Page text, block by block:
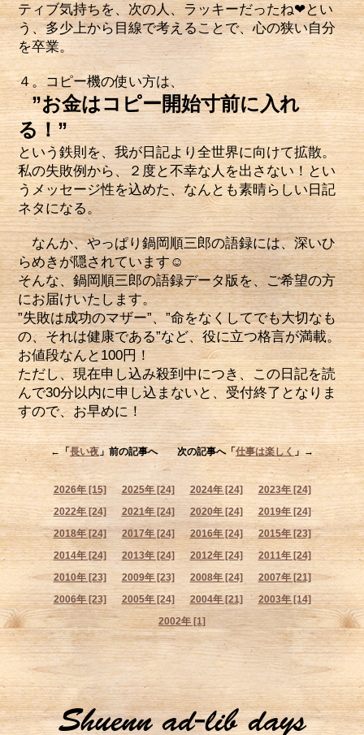
ティブ気持ちを、次の人、ラッキーだったね❤とい
う、多少上から目線で考えることで、心の狭い自分
を卒業。
４。コピー機の使い方は、
”お金はコピー開始寸前に入れ
る！”
という鉄則を、我が日記より全世界に向けて拡散。
私の失敗例から、２度と不幸な人を出さない！とい
うメッセージ性を込めた、なんとも素晴らしい日記
ネタになる。
なんか、やっぱり鍋岡順三郎の語録には、深いひ
らめきが隠されています☺
そんな、鍋岡順三郎の語録データ版を、ご希望の方
にお届けいたします。
”失敗は成功のマザー”、”命をなくしてでも大切なも
の、それは健康である”など、役に立つ格言が満載。
お値段なんと100円！
ただし、現在申し込み殺到中につき、この日記を読
んで30分以内に申し込まないと、受付終了となりま
すので、お早めに！
←「長い夜」前の記事へ 次の記事へ「仕事は楽しく」→
2026年 [15] 2025年 [24] 2024年 [24]
2023年 [24]
2022年 [24]
2021年 [24] 2020年 [24]
2019年 [24]
2018年 [24]
2017年 [24] 2016年 [24]
2015年 [23]
2014年 [24]
2013年 [24] 2012年 [24]
2011年 [24]
2010年 [23]
2009年 [23] 2008年 [24]
2007年 [21]
2006年 [23]
2005年 [24] 2004年 [21]
2003年 [14]
2002年 [1]
Shuenn ad-lib days